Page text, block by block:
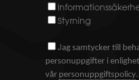
Styrning
Jag samtycker till
personuppgifter i
vår personuppgiftspolicy.